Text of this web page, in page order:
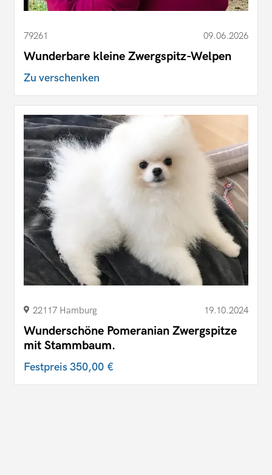
79261 09.06.2026
Wunderbare kleine Zwergspitz-Welpen
Zu verschenken
22117 Hamburg 19.10.2024
Wunderschöne Pomeranian Zwergspitze
mit Stammbaum.
Festpreis350,00 €